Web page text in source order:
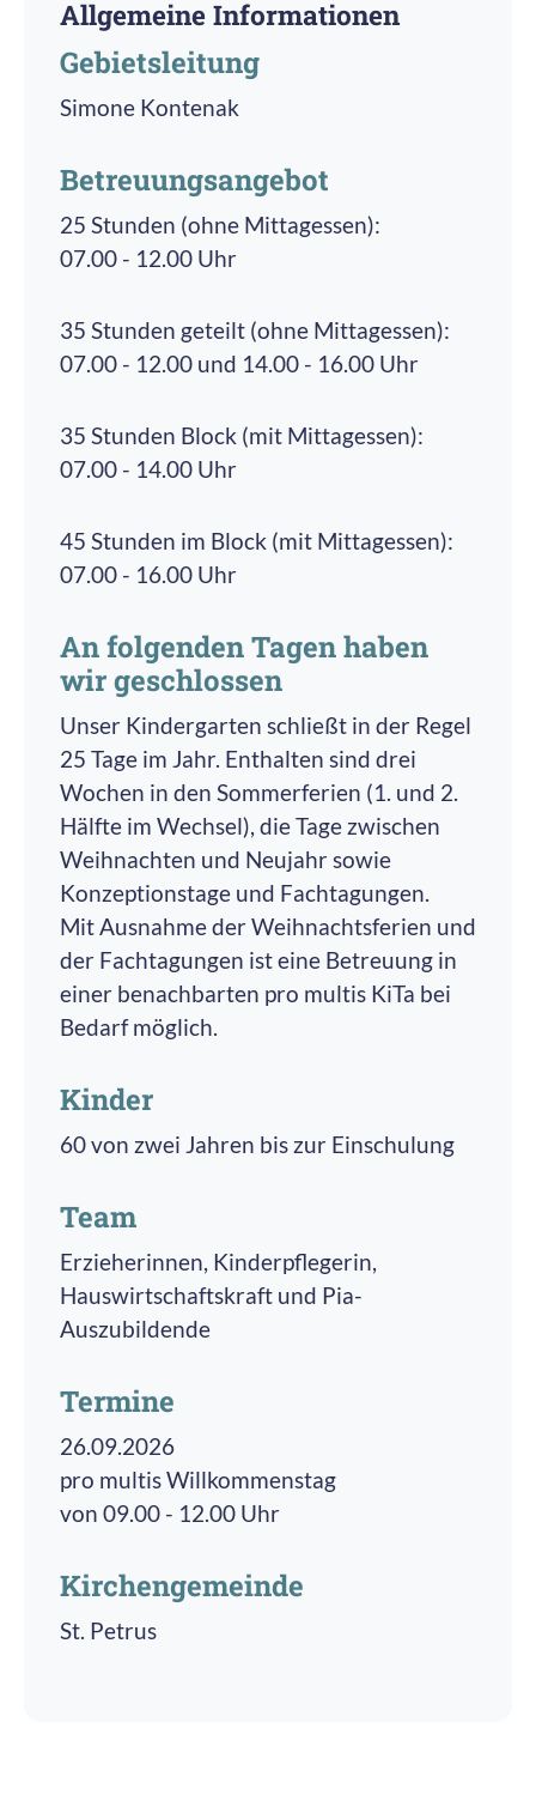
Unsere Entlass-Kinder freuen sich schon das
ganze Jahr auf das Übernachten in der KiTa, mit
Diskoabend, Nachtwanderung mit Schatzsuche,
Kino und Popcorn sowie das leckere Frühstück
2009/2010 wurde die KiTa saniert, um die
Anforderungen der heutigen Bildungsarbeit u.a.
mit U2/U3-Kindern gerecht zu werden. Seit
2010, zeitgleich mit der Zusammenlegung der
die KiTa St. Theresia in die Trägerschaft der pro
multis gGmbH übergeben.
Allgemeine Informationen
Gebietsleitung
Simone Kontenak
Betreuungsangebot
25 Stunden (ohne Mittagessen):
07.00 - 12.00 Uhr
35 Stunden geteilt (ohne Mittagessen):
07.00 - 12.00 und 14.00 - 16.00 Uhr
35 Stunden Block (mit Mittagessen):
07.00 - 14.00 Uhr
45 Stunden im Block (mit Mittagessen):
07.00 - 16.00 Uhr
An folgenden Tagen haben
wir geschlossen
Unser Kindergarten schließt in der Regel
25 Tage im Jahr. Enthalten sind drei
Wochen in den Sommerferien (1. und 2.
Hälfte im Wechsel), die Tage zwischen
Weihnachten und Neujahr sowie
Konzeptionstage und Fachtagungen.
Mit Ausnahme der Weihnachtsferien und
der Fachtagungen ist eine Betreuung in
einer benachbarten pro multis KiTa bei
Bedarf möglich.
Kinder
60 von zwei Jahren bis zur Einschulung
Team
Erzieherinnen, Kinderpflegerin,
Hauswirtschaftskraft und Pia-
Auszubildende
Termine
26.09.2026
pro multis Willkommenstag
von 09.00 - 12.00 Uhr
Kirchengemeinde
St. Petrus